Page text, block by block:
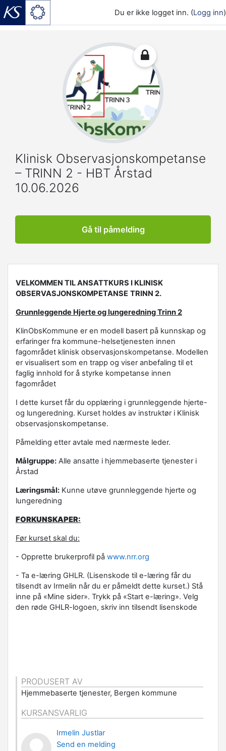
Du er ikke logget inn. (Logg inn)
Klinisk Observasjonskompetanse
– TRINN 2 - HBT Årstad
10.06.2026
Gå til påmelding
VELKOMMEN TIL ANSATTKURS I KLINISK
OBSERVASJONSKOMPETANSE TRINN 2.
Grunnleggende Hjerte og lungeredning Trinn 2
KlinObsKommune er en modell basert på kunnskap og
erfaringer fra kommune-helsetjenesten innen
fagområdet klinisk observasjonskompetanse. Modellen
er visualisert som en trapp og viser anbefaling til et
faglig innhold for å styrke kompetanse innen
fagområdet
I dette kurset får du opplæring i grunnleggende hjerte-
og lungeredning. Kurset holdes av instruktør i Klinisk
observasjonskompetanse.
Påmelding etter avtale med nærmeste leder.
Målgruppe: Alle ansatte i hjemmebaserte tjenester i
Årstad
Læringsmål: Kunne utøve grunnleggende hjerte og
lungeredning
FORKUNSKAPER:
Før kurset skal du:
- Opprette brukerprofil på www.nrr.org
- Ta e-læring GHLR. (Lisenskode til e-læring får du
tilsendt av Irmelin når du er påmeldt dette kurset.) Stå
inne på «Mine sider». Trykk på «Start e-læring». Velg
den røde GHLR-logoen, skriv inn tilsendt lisenskode
PRODUSERT AV
Hjemmebaserte tjenester, Bergen kommune
KURSANSVARLIG
Irmelin Justlar
Send en melding